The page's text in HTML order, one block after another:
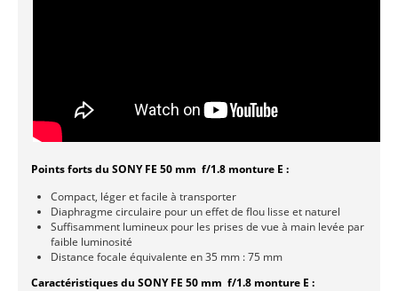
Points forts du SONY FE 50 mm f/1.8 monture E :
Compact, léger et facile à transporter
Diaphragme circulaire pour un effet de flou lisse et naturel
Suffisamment lumineux pour les prises de vue à main levée par
faible luminosité
Distance focale équivalente en 35 mm : 75 mm
Caractéristiques du SONY FE 50 mm f/1.8 monture E :